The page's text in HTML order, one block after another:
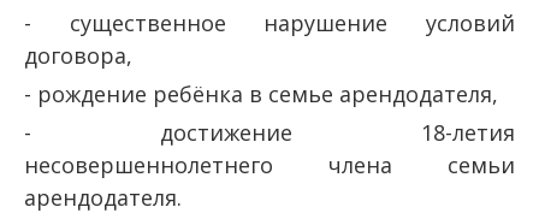
- существенное нарушение условий
договора,
- рождение ребёнка в семье арендодателя,
- достижение 18-летия
несовершеннолетнего члена семьи
арендодателя.